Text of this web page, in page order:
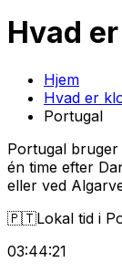
Hvad
Hjem
Hvad er
Portugal
Portugal bruger
én time efter
eller ved
🇵🇹Lokal tid i
03:44:22